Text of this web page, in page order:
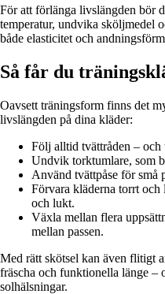
För att förlänga livslängden bör
temperatur, undvika sköljmedel
både elasticitet och
Så får du
Oavsett träningsform finns det
livslängden på dina kläder:
Följ alltid tvättråden – och
Undvik torktumlare, som
Använd tvättpåse för små
Förvara kläderna torrt
och lukt.
Växla mellan flera
mellan passen.
Med rätt skötsel kan även flitigt
fräscha och funktionella länge –
solhälsningar.